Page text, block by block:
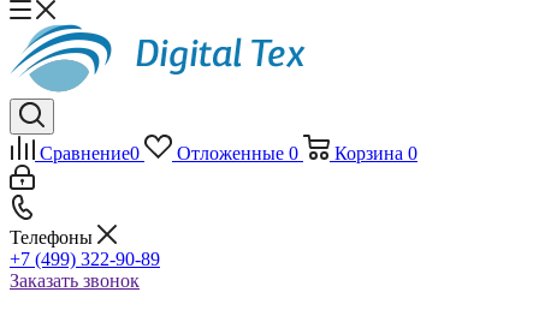
Сравнение0 Отложенные 0 Корзина 0
Телефоны
+7 (499) 322-90-89
Заказать звонок